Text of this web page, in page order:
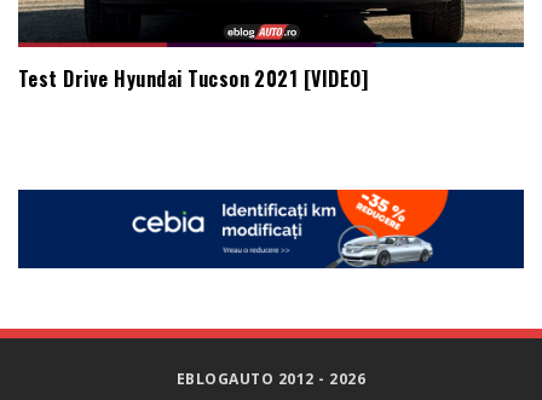
Test Drive Hyundai Tucson 2021 [VIDEO]
EBLOGAUTO 2012 - 2026